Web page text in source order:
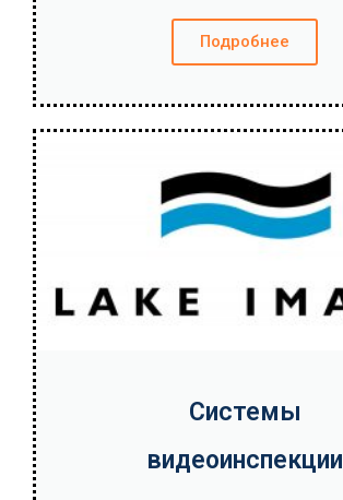
Подробнее
Системы
видеоинспекции